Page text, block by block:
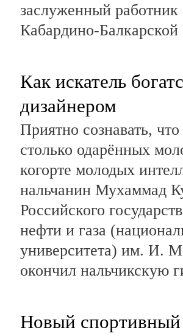
заслуженный работник
Кабардино-
Как искатель
дизайнером
Приятно сознавать,
столько одарённых
когорте молодых
нальчанин Мухаммад
Российского
нефти и газа
университета) им. И.
окончил нальчикскую
Новый спортивный